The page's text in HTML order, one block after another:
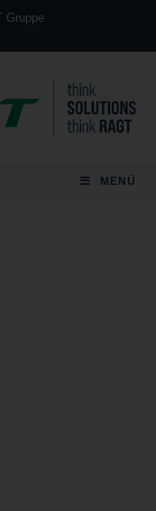
Gruppe
MENÜ